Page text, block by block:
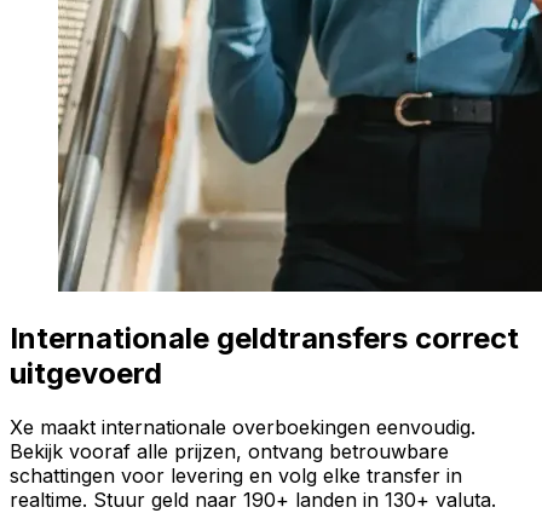
Internationale geldtransfers correct
uitgevoerd
Xe maakt internationale overboekingen eenvoudig.
Bekijk vooraf alle prijzen, ontvang betrouwbare
schattingen voor levering en volg elke transfer in
realtime. Stuur geld naar 190+ landen in 130+ valuta.